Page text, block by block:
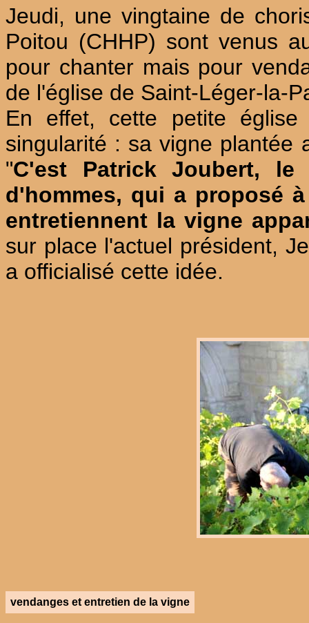
Jeudi, une vingtaine de
Poitou (CHHP) sont venus
pour chanter mais pour
de l'église de Saint-Léger-la-
En effet, cette petite
singularité : sa vigne plantée
"C'est Patrick Joubert, le
d'hommes, qui a proposé
entretiennent la vigne
sur place l'actuel président,
a officialisé cette idée.
vendanges et entretien de la vigne